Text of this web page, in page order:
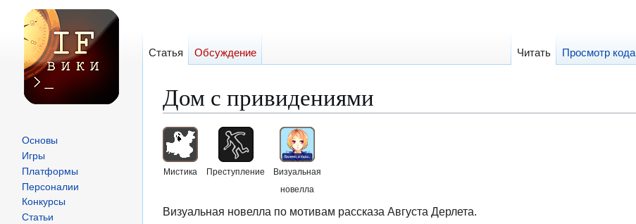
Дом с привидениями
Перейти
к
навигации
Перейти
к
поиску
Мистика Преступление
Визуальная
новелла
Визуальная новелла по мотивам рассказа Августа Дерлета.
Статья Обсуждение Читать Просмотр кода
Основы
Игры
Платформы
Персоналии
Конкурсы
Статьи